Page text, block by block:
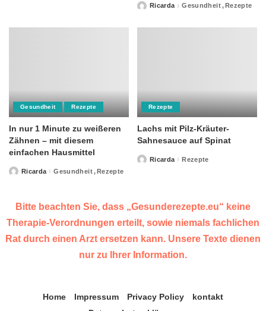
PostedRicarda Gesundheit Rezepte
Gesundheit Rezepte
In nur 1 Minute zu weißeren
Zähnen – mit diesem
einfachen Hausmittel
PostedRicarda Gesundheit Rezepte
Rezepte
Lachs mit Pilz-Kräuter-
Sahnesauce auf Spinat
PostedRicarda Rezepte
Bitte beachten Sie, dass „Gesunderezepte.eu“ keine
Therapie-Verordnungen erteilt, sowie niemals fachlichen
Rat durch einen Arzt ersetzen kann. Unsere Texte dienen
nur zu Ihrer Information.
Home Impressum Privacy Policy
kontakt